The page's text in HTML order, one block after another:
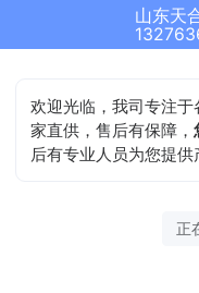
欢迎光临，我司专注
家直供，售后有保障，
后有专业人员为您提供
正